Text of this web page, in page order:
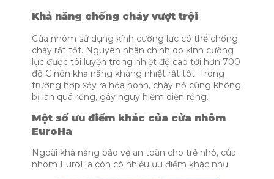
Khả năng chống cháy vượt trội
Cửa nhôm sử dụng kính cường lực có thể chống
cháy rất tốt. Nguyên nhân chính do kính cường
lực được tôi luyện trong nhiệt độ cao tới hơn 700
độ C nên khả năng kháng nhiệt rất tốt. Trong
trường hợp xảy ra hỏa hoạn, cháy nổ cũng không
bị lan quá rộng, gây nguy hiểm diện rộng.
Một số ưu điểm khác của cửa nhôm
EuroHa
Ngoài khả năng bảo vệ an toàn cho trẻ nhỏ, cửa
nhôm EuroHa còn có nhiều ưu điểm khác như: